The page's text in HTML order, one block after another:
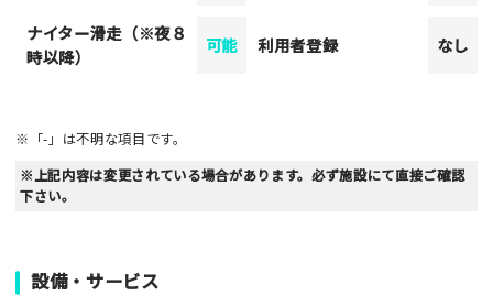
ナイター滑走（※夜８
時以降）
可能 利用者登録 なし
※「-」は不明な項目です。
※上記内容は変更されている場合があります。必ず施設にて直接ご確認
下さい。
設備・サービス